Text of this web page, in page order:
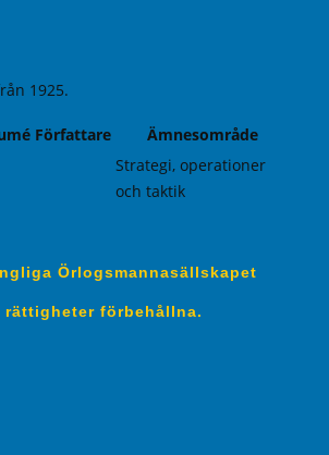
1925.
Författare
Ämnesområde
Strategi, operationer
och taktik
Örlogsmannasällskapet
rättigheter förbehållna.